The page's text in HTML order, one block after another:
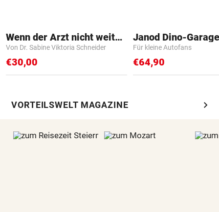
Wenn der Arzt nicht weiter weiß
Von Dr. Sabine Viktoria Schneider
€30,00
Janod Dino-Garage
Für kleine Autofans
€64,90
VORTEILSWELT MAGAZINE chevron_right